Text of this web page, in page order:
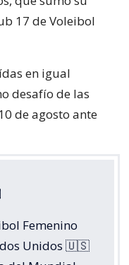
17 de Voleibol
en igual
desafío de las
de agosto ante
Femenino
Unidos 🇺🇸